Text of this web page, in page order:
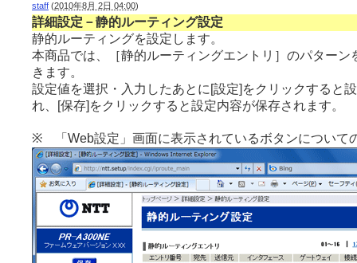
staff (2010年8月 2日 04:00)
詳細設定－静的ルーティング設定
静的ルーティングを設定します。
本商品では、［静的ルーティングエントリ］のパターン
きます。
設定値を選択・入力したあとに[設定]をクリックすると
れ、[保存]をクリックすると設定内容が保存されます。
※ 「Web設定」画面に表示されているボタンについて